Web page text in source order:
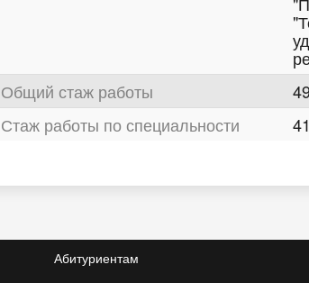
Общий стаж работы
Стаж работы по специальности
Абитуриентам